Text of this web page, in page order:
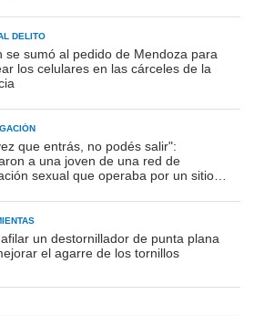
DELITO
se sumó al pedido de Mendoza para
los celulares en las cárceles de la
que entrás, no podés salir":
a una joven de una red de
sexual que operaba por un sitio
un destornillador de punta plana
el agarre de los tornillos